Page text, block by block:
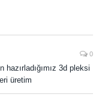
0
3d pleksi
üretim